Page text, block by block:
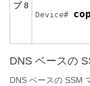
プ 8
Device#
DNS ベースの
DNS ベースの SSM